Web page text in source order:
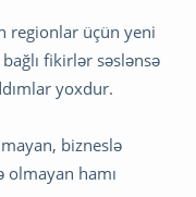
regionlar üçün yeni
fikirlər səslənsə
yoxdur.
bizneslə
olmayan hamı